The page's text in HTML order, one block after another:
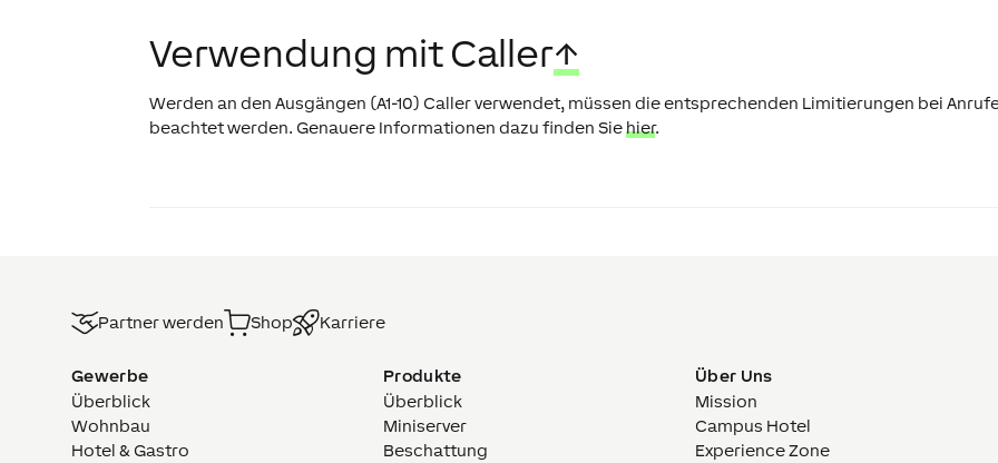
Verwendung mit Caller↑
Werden an den Ausgängen (A1-10) Caller verwendet, müssen die entsprechenden Limitierungen bei
beachtet werden. Genauere Informationen dazu finden Siehier.
Partner werden Shop Karriere
Gewerbe
Überblick
Wohnbau
Hotel & Gastro
Produkte
Überblick
Miniserver
Beschattung
Über Uns
Mission
Campus Hotel
Experience Zone